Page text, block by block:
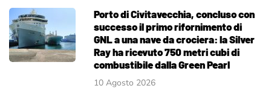
Porto di Civitavecchia, concluso con
successo il primo rifornimento di
GNL a una nave da crociera: la Silver
Ray ha ricevuto 750 metri cubi di
combustibile dalla Green Pearl
10 Agosto 2026